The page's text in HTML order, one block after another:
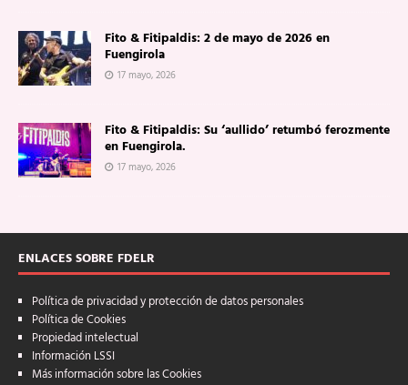
Fito & Fitipaldis: 2 de mayo de 2026 en
Fuengirola
17 mayo, 2026
Fito & Fitipaldis: Su ‘aullido’ retumbó ferozmente
en Fuengirola.
17 mayo, 2026
ENLACES SOBRE FDELR
Política de privacidad y protección de datos personales
Política de Cookies
Propiedad intelectual
Información LSSI
Más información sobre las Cookies